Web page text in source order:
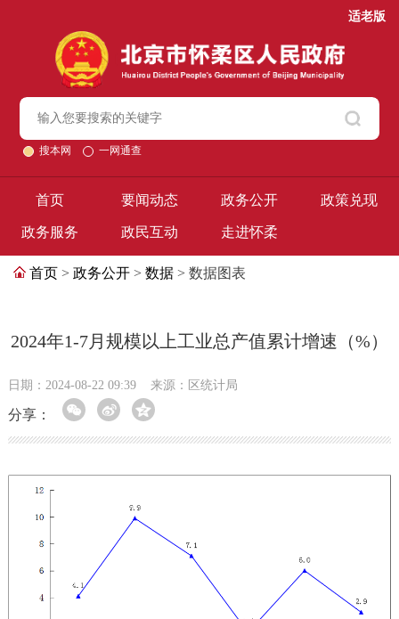
适老版
搜本网 一网通查
首页 要闻动态 政务公开 政策兑现
政务服务 政民互动 走进怀柔
首页 > 政务公开 > 数据 > 数据图表
2024年1-7月规模以上工业总产值累计增速（%）
日期：2024-08-22 09:39 来源：区统计局
分享：